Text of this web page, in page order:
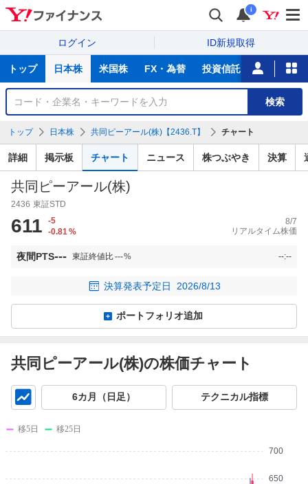
i
ログイン ID新規取得
サ
トップ 日本株 米国株 FX・為替 投資信託 ニュース
銘
検
索
検索
トップ 日本株 共同ピーアール(株)【2436.T】 チャート
詳細 掲示板 チャート ニュース 株つぶやき 決算
共同ピーアール(株)
2436 東証STD
611
-5
-0.81 %
8/7
リアルタイム株価
夜間PTS--- 東証終値比---% --:--
決算発表予定日 2026/8/13
ポートフォリオ追加
共同ピーアール(株)の株価チャート
6カ月（日足） テクニカル指標
650
700
移5日 移25日